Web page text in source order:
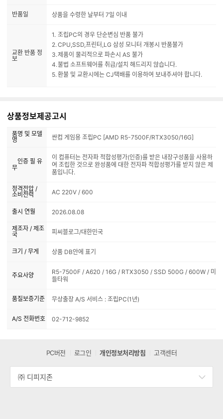
반품일 상품을 수령한 날부터 7일 이내
교환 반품 정
보
조립PC의 경우 단순변심 반품 불가
CPU,SSD,프린터,LG 삼성 모니터 개봉시 반품불가
제품이 물리적으로 파손시 AS 불가
불법 소프트웨어를 취급/설치 해드리지 않습니다.
환불 및 교환시에는 CJ택배를 이용하여 보내주셔야 합니다.
상품정보제공고시
품명 및 모델
명
싼컴 게임용 조립PC [AMD R5-7500F/RTX3050/16G]
인증 필 유
무
이 컴퓨터는 전자파 적합성평가(인증)를 받은 내장구성품을 사용하
여 조립한 것으로 완성품에 대한 전자파 적합성평가를 받지 않은 제
품입니다.
정격전압 /
소비전력
AC 220V / 600
출시 연월 2026.08.08
제조자 / 제조
국
피씨블로그/대한민국
크기 / 무게 상품 DB안에 표기
주요사양
R5-7500F / A620 / 16G / RTX3050 / SSD 500G / 600W / 미
들타워
품질보증기준 무상출장 A/S 서비스 : 조립PC(1년)
A/S 전화번호 02-712-9852
PC버전 로그인 개인정보처리방침 고객센터
㈜ 디피지존
세